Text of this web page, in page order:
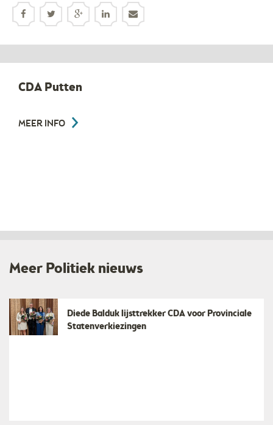
CDA Putten
MEER INFO
Meer Politiek nieuws
Diede Balduk lijsttrekker CDA voor Provinciale
Statenverkiezingen